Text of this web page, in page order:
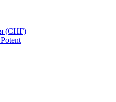
(СНГ)